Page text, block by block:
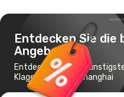
Entdecken Sie die
Angebote
Entdecken Sie die
Klagenfurt nach Shanghai